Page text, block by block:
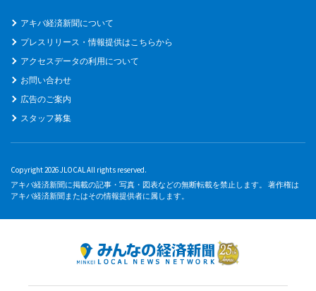
アキバ経済新聞について
プレスリリース・情報提供はこちらから
アクセスデータの利用について
お問い合わせ
広告のご案内
スタッフ募集
Copyright 2026 JLOCAL All rights reserved.
アキバ経済新聞に掲載の記事・写真・図表などの無断転載を禁止します。 著作権は
アキバ経済新聞またはその情報提供者に属します。